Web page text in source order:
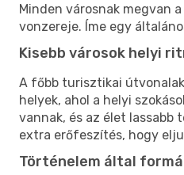
Minden városnak megvan
vonzereje. Íme egy
Kisebb városok helyi
A főbb turisztikai
helyek, ahol a helyi
vannak, és az élet lassabb
extra erőfeszítés, hogy
Történelem által